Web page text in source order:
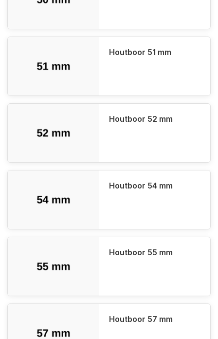
Houtboor 51 mm
Houtboor 52 mm
Houtboor 54 mm
Houtboor 55 mm
Houtboor 57 mm